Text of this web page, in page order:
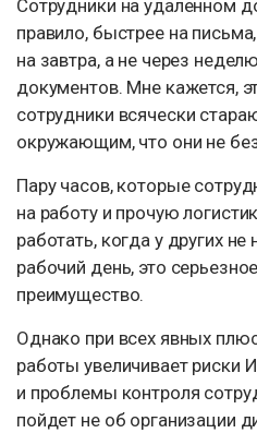
Сотрудники на удаленном
правило, быстрее на
на завтра, а не через
документов. Мне кажется,
сотрудники всячески
окружающим, что они не
Пару часов, которые
на работу и прочую
работать, когда у других
рабочий день, это
преимущество.
Однако при всех явных
работы увеличивает риски
и проблемы контроля
пойдет не об организации